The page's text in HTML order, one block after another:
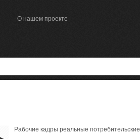
О нашем проекте
Рабочие кадры реальные потребительские